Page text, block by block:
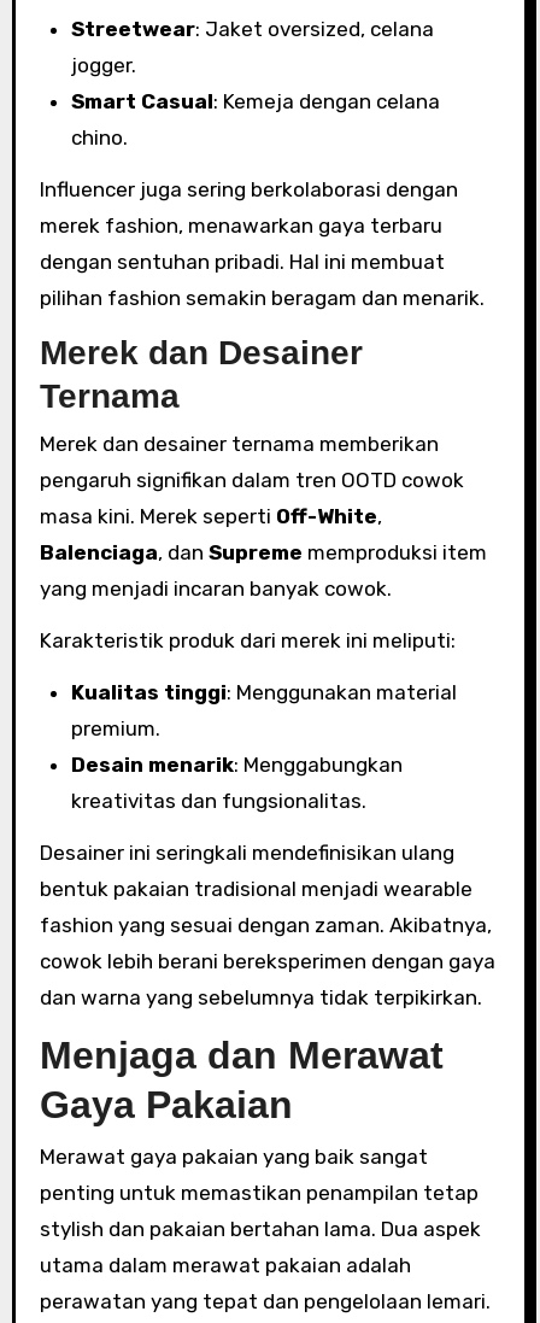
Streetwear: Jaket oversized, celana
jogger.
Smart Casual: Kemeja dengan celana
chino.
Influencer juga sering berkolaborasi dengan
merek fashion, menawarkan gaya terbaru
dengan sentuhan pribadi. Hal ini membuat
pilihan fashion semakin beragam dan menarik.
Merek dan Desainer
Ternama
Merek dan desainer ternama memberikan
pengaruh signifikan dalam tren OOTD cowok
masa kini. Merek seperti Off-White,
Balenciaga, dan Supreme memproduksi item
yang menjadi incaran banyak cowok.
Karakteristik produk dari merek ini meliputi:
Kualitas tinggi: Menggunakan material
premium.
Desain menarik: Menggabungkan
kreativitas dan fungsionalitas.
Desainer ini seringkali mendefinisikan ulang
bentuk pakaian tradisional menjadi wearable
fashion yang sesuai dengan zaman. Akibatnya,
cowok lebih berani bereksperimen dengan gaya
dan warna yang sebelumnya tidak terpikirkan.
Menjaga dan Merawat
Gaya Pakaian
Merawat gaya pakaian yang baik sangat
penting untuk memastikan penampilan tetap
stylish dan pakaian bertahan lama. Dua aspek
utama dalam merawat pakaian adalah
perawatan yang tepat dan pengelolaan lemari.